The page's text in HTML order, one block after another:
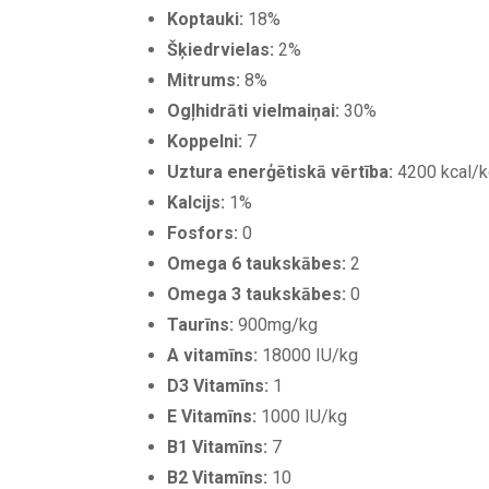
Koptauki: 18%
Šķiedrvielas: 2%
Mitrums: 8%
Ogļhidrāti vielmaiņai: 30%
Koppelni: 7
Uztura enerģētiskā vērtība: 4200 kcal/
Kalcijs: 1%
Fosfors: 0
Omega 6 taukskābes: 2
Omega 3 taukskābes: 0
Taurīns: 900mg/kg
A vitamīns: 18000 IU/kg
D3 Vitamīns: 1
E Vitamīns: 1000 IU/kg
B1 Vitamīns: 7
B2 Vitamīns: 10